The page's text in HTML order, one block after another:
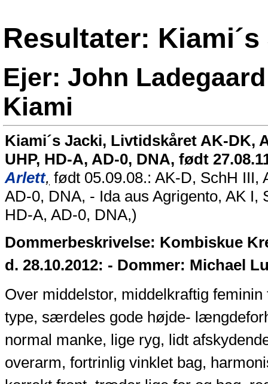
Resultater:
Ejer: John
Kiami
Kiami´s Jacki, Livtidskåret AK-DK,
UHP, HD-A, AD-0, DNA, født
Arlett, født 05.09.08.: AK-D, SchH III,
AD-0, DNA, - Ida aus Agrigento, AK I,
HD-A, AD-0, DNA,)
Dommerbeskrivelse: Kombiskue
d. 28.10.2012: - Dommer: Michael
Over middelstor, middelkraftig
type, særdeles gode højde-
normal manke, lige ryg, lidt
overarm, fortrinlig vinklet bag,